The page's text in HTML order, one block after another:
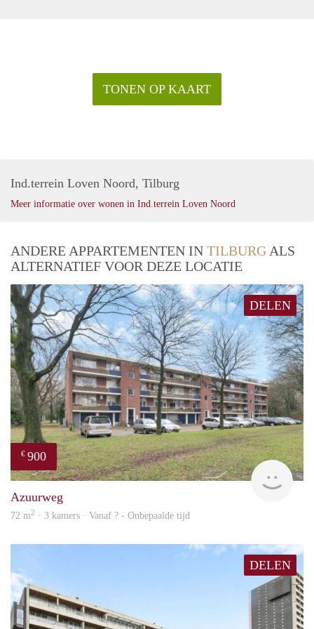
TONEN OP KAART
Ind.terrein Loven Noord, Tilburg
Meer informatie over wonen in Ind.terrein Loven Noord
ANDERE APPARTEMENTEN IN TILBURG ALS
ALTERNATIEF VOOR DEZE LOCATIE
DELEN
€ 900
Azuurweg
72 m2 · 3 kamers · Vanaf ? - Onbepaalde tijd
DELEN